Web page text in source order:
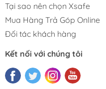
Tại sao nên chọn Xsafe
Mua Hàng Trả Góp Online
Đối tác khách hàng
Kết nối với chúng tôi